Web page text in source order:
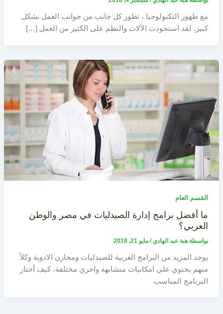
مع ظهور التكنولوجيا ، تطور كل جانب من جوانب العمل بشكل
كبير. لقد استحوذت الآلات والنظم على الكثير من العمل […]
القسم العام
ما أفضل برامج إدارة الصيدليات في مصر والوطن
العربي؟
بواسطة هبة عبد الهادي/ مايو 21, 2018
يوجد المزيد من البرامج العربية للصيدليات ومخازن الادوية وكلاً
منهم يحتوي علي امكانيات متشابهة واخري مختلفة، كيف أختار
البرنامج المناسب